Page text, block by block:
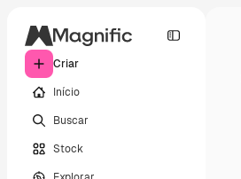
Criar
Início
Buscar
Stock